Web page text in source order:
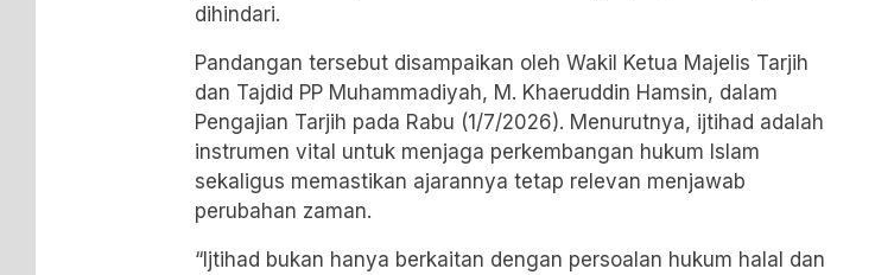
dihindari.
Pandangan tersebut disampaikan oleh Wakil Ketua Majelis Tarjih
dan Tajdid PP Muhammadiyah, M. Khaeruddin Hamsin, dalam
Pengajian Tarjih pada Rabu (1/7/2026). Menurutnya, ijtihad adalah
instrumen vital untuk menjaga perkembangan hukum Islam
sekaligus memastikan ajarannya tetap relevan menjawab
perubahan zaman.
“Ijtihad bukan hanya berkaitan dengan persoalan hukum halal dan